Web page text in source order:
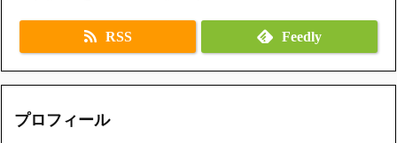
RSS Feedly
プロフィール